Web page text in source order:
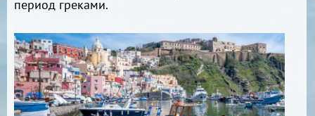
период греками.